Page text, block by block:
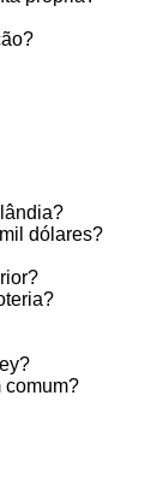
dólares?
comum?